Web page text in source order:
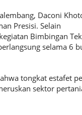
Daconi
Presisi. Selain
Bimbingan
selama 6
tongkat estafet
sektor